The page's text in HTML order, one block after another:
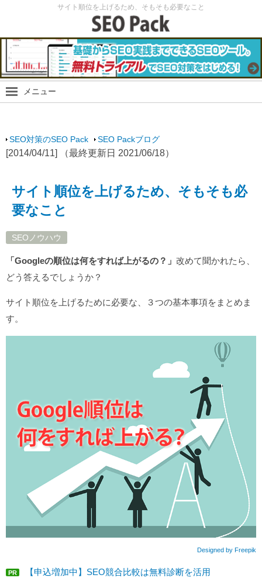
サイト順位を上げるため、そもそも必要なこと
メニュー
SEO実験
SEO Packサイト
SEO対策のSEO Pack SEO Packブログ
[2014/04/11] （最終更新日 2021/06/18）
サイト順位を上げるため、そもそも必
要なこと
SEOノウハウ
「Googleの順位は何をすれば上がるの？」 改めて聞かれたら、
どう答えるでしょうか？
サイト順位を上げるために必要な、３つの基本事項をまとめま
す。
Designed by Freepik
PR 【申込増加中】SEO競合比較は無料診断を活用